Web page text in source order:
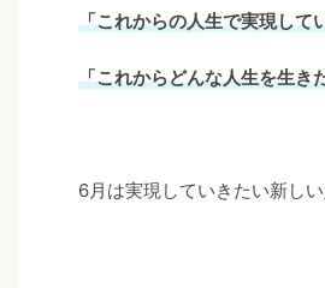
「これからの人生で実現して
「これからどんな人生を生き
6月は実現していきたい新し